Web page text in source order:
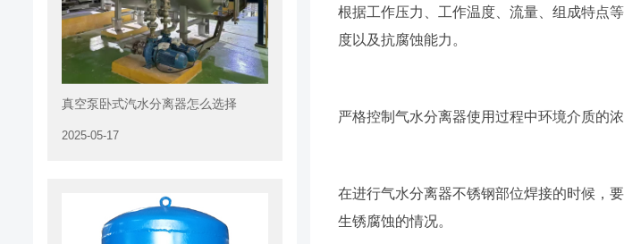
真空泵卧式汽水分离器怎么选择
2025-05-17
根据工作压力、工作温度、流量、组成特点
度以及抗腐蚀能力。
严格控制气水分离器使用过程中环境介质的
在进行气水分离器不锈钢部位焊接的时候，
生锈腐蚀的情况。